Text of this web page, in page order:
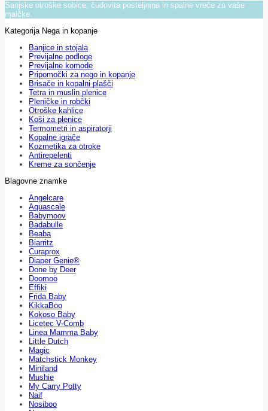
Sanjske otroške sobice, čudovita posteljnina in spalne vreče za vaše
malčke.
Kategorija Nega in kopanje
Banjice in stojala
Previjalne podloge
Previjalne komode
Pripomočki za nego in kopanje
Brisače in kopalni plašči
Tetra in muslin plenice
Pleničke in robčki
Otroške kahlice
Koši za plenice
Termometri in aspiratorji
Kopalne igrače
Kozmetika za otroke
Antirepelenti
Kreme za sončenje
Blagovne znamke
Angelcare
Aquascale
Babymoov
Badabulle
Beaba
Biarritz
Curaprox
Diaper Genie®
Done by Deer
Doomoo
Effiki
Frida Baby
KikkaBoo
Kokoso Baby
Licetec V-Comb
Linea Mamma Baby
Little Dutch
Magic
Matchstick Monkey
Miniland
Mushie
My Carry Potty
Naif
Nosiboo